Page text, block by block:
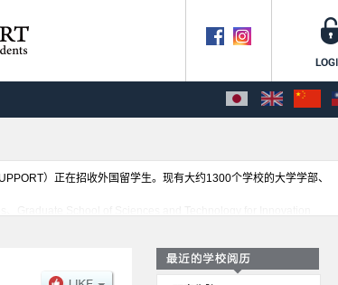
）正在招收外国留学生。现有大约1300个学校的大学学部、
Graduate School of Sciences and Technology for Innovation